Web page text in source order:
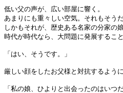
低い父の声が、広い部屋に響く。
あまりにも重々しい空気。それもそう
しかもそれが、歴史ある名家の分家の
時代が時代なら、大問題に発展するこ
「はい、そうです。」
厳しい顔をしたお父様と対抗するよう
「私の娘、ひよりと出会ったのはいつだ